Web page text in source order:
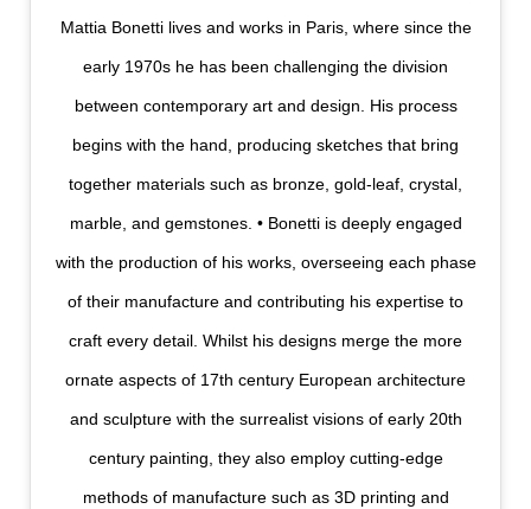
Mattia Bonetti lives and works in Paris, where since the
early 1970s he has been challenging the division
between contemporary art and design. His process
begins with the hand, producing sketches that bring
together materials such as bronze, gold-leaf, crystal,
marble, and gemstones. • Bonetti is deeply engaged
with the production of his works, overseeing each phase
of their manufacture and contributing his expertise to
craft every detail. Whilst his designs merge the more
ornate aspects of 17th century European architecture
and sculpture with the surrealist visions of early 20th
century painting, they also employ cutting-edge
methods of manufacture such as 3D printing and